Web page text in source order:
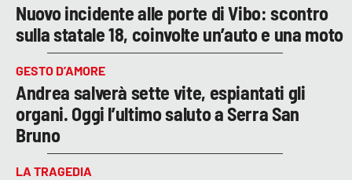
Nuovo incidente alle porte di Vibo: scontro
sulla statale 18, coinvolte un’auto e una moto
GESTO D’AMORE
Andrea salverà sette vite, espiantati gli
organi. Oggi l’ultimo saluto a Serra San
Bruno
LA TRAGEDIA